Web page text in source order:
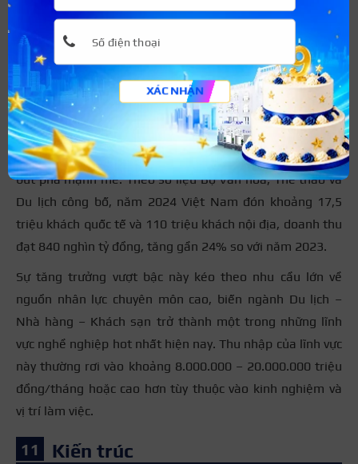
Tùy vào khu vực làm việc và quy mô doanh nghiệp, mức
lương ngành Logistics có thể dao động từ 8.000.000 –
20.000.000 triệu đồng/tháng trở lên.
Du lịch – Nhà hàng – Khách sạn
Trải qua giai đoạn phục hồi sau đại dịch Covid-19, ngành
du lịch – nhà hàng – khách sạn đang có sự phát triển và
bứt phá mạnh mẽ. Theo số liệu Bộ Văn hóa, Thể thao và
Du lịch công bố, năm 2024 Việt Nam đón khoảng 17,5
triệu khách quốc tế và 110 triệu khách nội địa, doanh thu
đạt 840 nghìn tỷ đồng, tăng gần 24% so với năm 2023.
Sự tăng trưởng vượt bậc này kéo theo nhu cầu lớn về
nguồn nhân lực chuyên môn cao, biến ngành Du lịch –
Nhà hàng – Khách sạn trở thành một trong những lĩnh
vực nghề nghiệp hot nhất hiện nay. Thu nhập của lĩnh vực
này thường rơi vào khoảng 8.000.000 – 20.000.000 triệu
đồng/tháng hoặc cao hơn tùy thuộc vào kinh nghiệm và
vị trí làm việc.
Kiến trúc
XÁC NHẬN